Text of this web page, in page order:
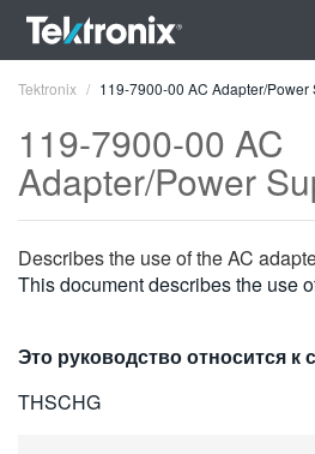
FRANÇAIS
VIỆT NAM
Tektronix 119-7900-00 AC Adapter/Power
119-7900-00 AC
Adapter/Power
Describes the use of the AC
This document describes the use
Это руководство относится
THSCHG